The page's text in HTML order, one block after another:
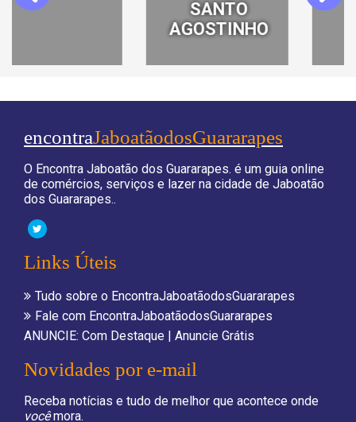
encontraJaboatãodosGuararapes
O Encontra Jaboatão dos Guararapes. é um guia online
de comércios, serviços e lazer na cidade de Jaboatão
dos Guararapes..
Links Úteis
Tudo sobre o EncontraJaboatãodosGuararapes
Fale com EncontraJaboatãodosGuararapes
ANUNCIE: Com Destaque | Anuncie Grátis
Novidades por e-mail
Receba notícias e tudo de melhor que acontece onde
vocêmora.